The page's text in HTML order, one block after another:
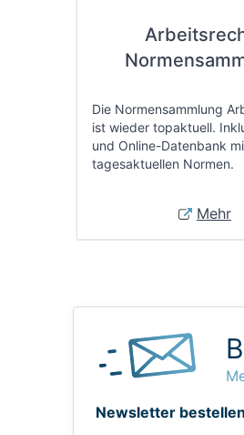
Die Normensammlung
ist wieder topaktuell.
und Online-Datenbank
tagesaktuellen Normen.
Mehr